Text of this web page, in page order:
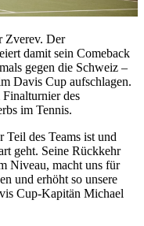
Zverev. Der
damit sein Comeback
gegen die Schweiz –
Davis Cup aufschlagen.
des
im Tennis.
Teil des Teams ist und
geht. Seine Rückkehr
Niveau, macht uns für
und erhöht so unsere
Cup-Kapitän Michael